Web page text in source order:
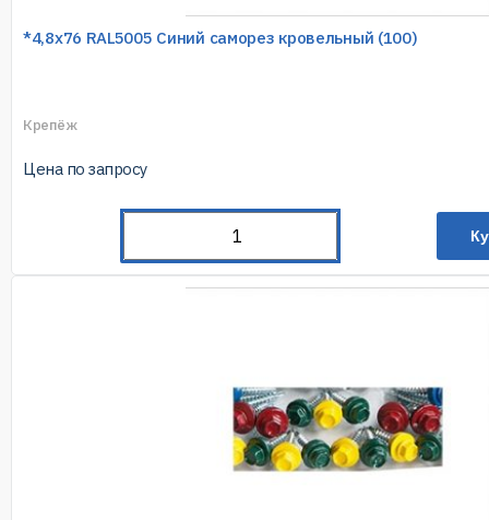
*4,8х76 RAL5005 Синий саморез кровельный (100)
Крепёж
Цена по запросу